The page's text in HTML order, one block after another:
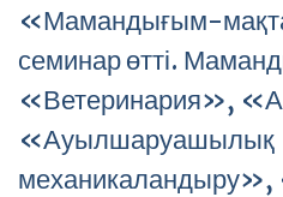
«Мамандығым-
семинар өтті.
«Ветеринария»,
«Ауылшаруашылық
механикаландыру»,